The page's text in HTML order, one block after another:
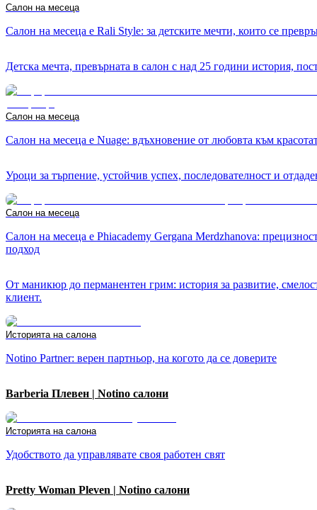
Салон на месеца
Салон на месеца е Rali Style: за детските мечти, които се
Детска мечта, превърната в салон с над 25 години история,
Салон на месеца
Салон на месеца е Nuage: вдъхновение от любовта към
Уроци за търпение, устойчив успех, последователност и
Салон на месеца
Салон на месеца е Phiacademy Gergana Merdzhanova:
подход
От маникюр до перманентен грим: история за развитие,
клиент.
Историята на салона
Notino Partner: верен партньор, на когото да се доверите
Barberia Плевен | Notino салони
Историята на салона
Удобството да управлявате своя работен свят
Pretty Woman Pleven | Notino салони